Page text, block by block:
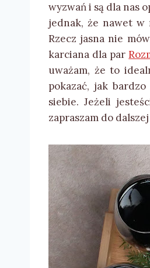
wyzwań i są dla nas
jednak, że nawet w
Rzecz jasna nie
karciana dla par
uważam, że to
pokazać, jak
siebie. Jeżeli
zapraszam do